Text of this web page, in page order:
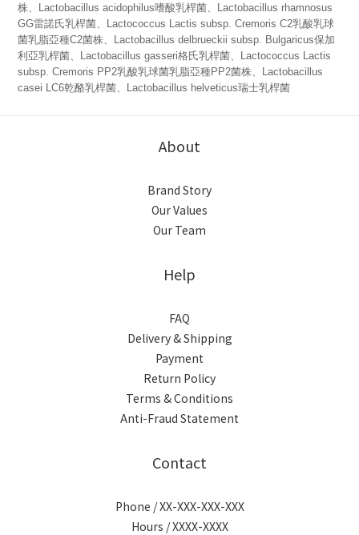
株、Lactobacillus acidophilus嗜酸乳桿菌、Lactobacillus rhamnosus
GG雷諾氏乳桿菌、Lactococcus Lactis subsp. Cremoris C2乳酸乳球
菌乳脂亞種C2菌株、Lactobacillus delbrueckii subsp. Bulgaricus保加
利亞乳桿菌、Lactobacillus gasseri格氏乳桿菌、Lactococcus Lactis
subsp. Cremoris PP2乳酸乳球菌乳脂亞種PP2菌株、Lactobacillus
casei LC6乾酪乳桿菌、Lactobacillus helveticus瑞士乳桿菌
About
Brand Story
Our Values
Our Team
Help
FAQ
Delivery & Shipping
Payment
Return Policy
Terms & Conditions
Anti-Fraud Statement
Contact
Phone / XX-XXX-XXX-XXX
Hours / XXXX-XXXX